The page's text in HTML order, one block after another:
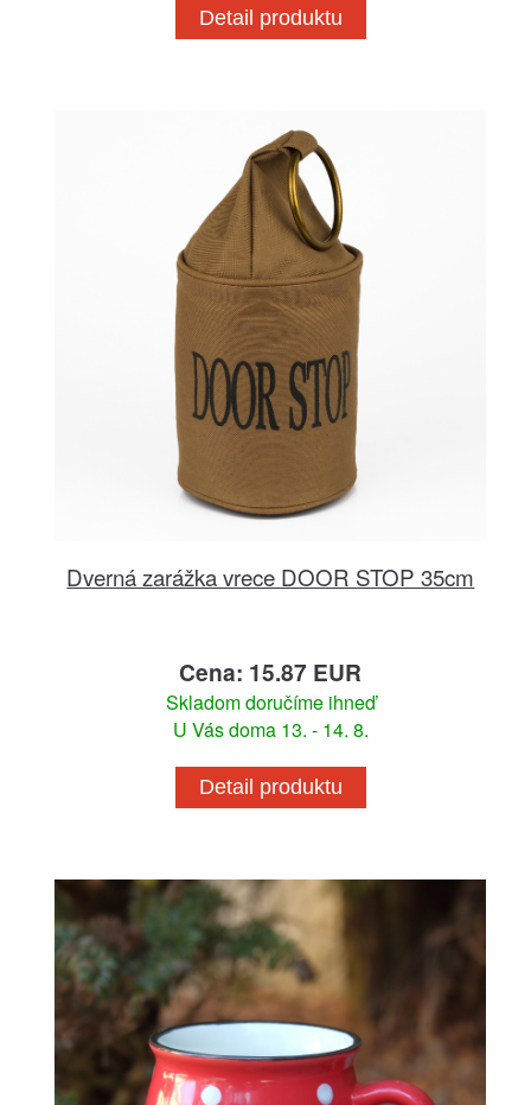
Detail produktu
Dverná zarážka vrece DOOR STOP 35cm
Cena: 15.87 EUR
Skladom doručíme ihneď
U Vás doma 13. - 14. 8.
Detail produktu